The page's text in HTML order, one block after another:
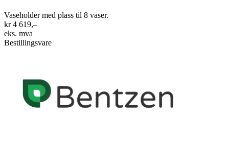
Vaseholder med plass til 8 vaser.
kr 4 619,–
eks. mva
Bestillingsvare